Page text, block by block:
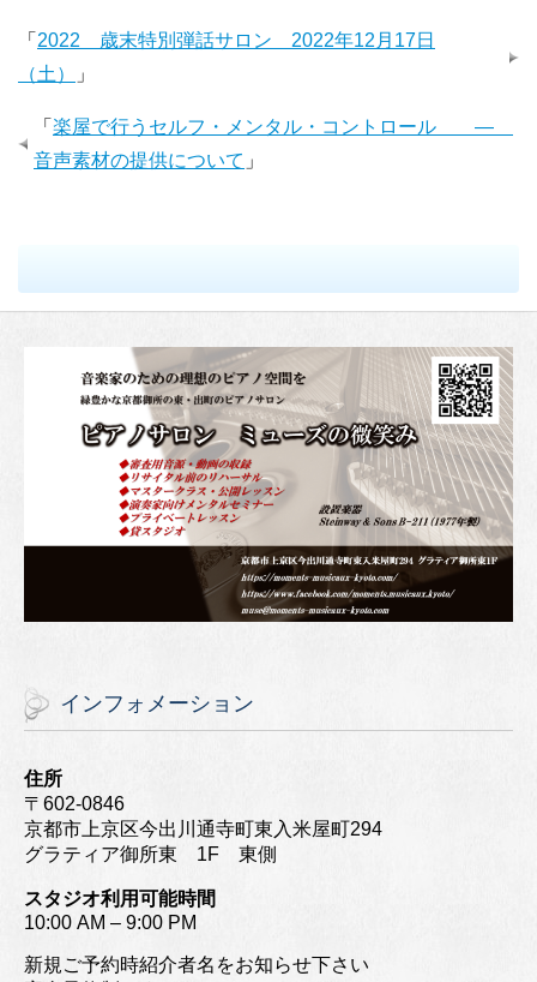
「 2022 歳末特別弾話サロン 2022年12月17日
（土）
」
「 楽屋で行うセルフ・メンタル・コントロール ―
音声素材の提供について 」
インフォメーション
住所
〒602-0846
京都市上京区今出川通寺町東入米屋町294
グラティア御所東 1F 東側
スタジオ利用可能時間
10:00 AM – 9:00 PM
新規ご予約時紹介者名をお知らせ下さい